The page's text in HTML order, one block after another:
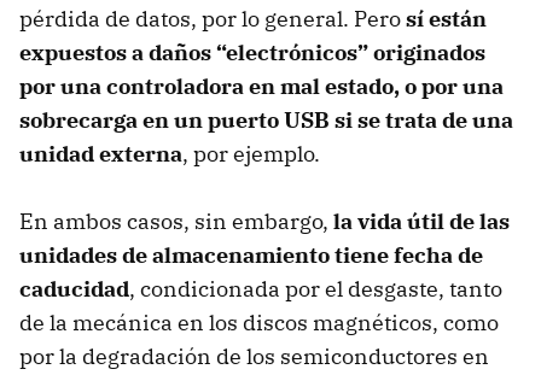
pérdida de datos, por lo general. Perosí están
expuestos a daños “electrónicos” originados
por una controladora en mal estado, o por una
sobrecarga en un puerto USB si se trata de una
unidad externa, por ejemplo.
En ambos casos, sin embargo, la vida útil de las
unidades de almacenamiento tiene fecha de
caducidad, condicionada por el desgaste, tanto
de la mecánica en los discos magnéticos, como
por la degradación de los semiconductores en